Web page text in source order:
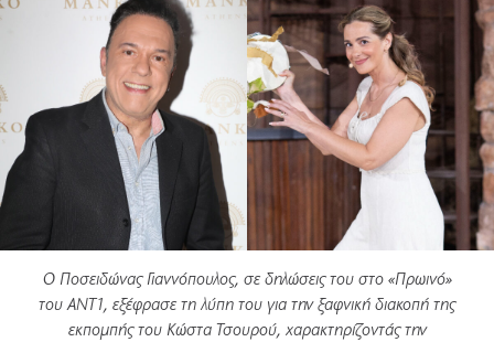
Ο Ποσειδώνας Γιαννόπουλος, σε δηλώσεις του στο «Πρωινό»
του ANT1, εξέφρασε τη λύπη του για την ξαφνική διακοπή της
εκπομπής του Κώστα Τσουρού, χαρακτηρίζοντάς την